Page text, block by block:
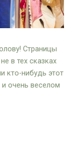
Страницы
в тех сказках
кто-нибудь этот
очень веселом